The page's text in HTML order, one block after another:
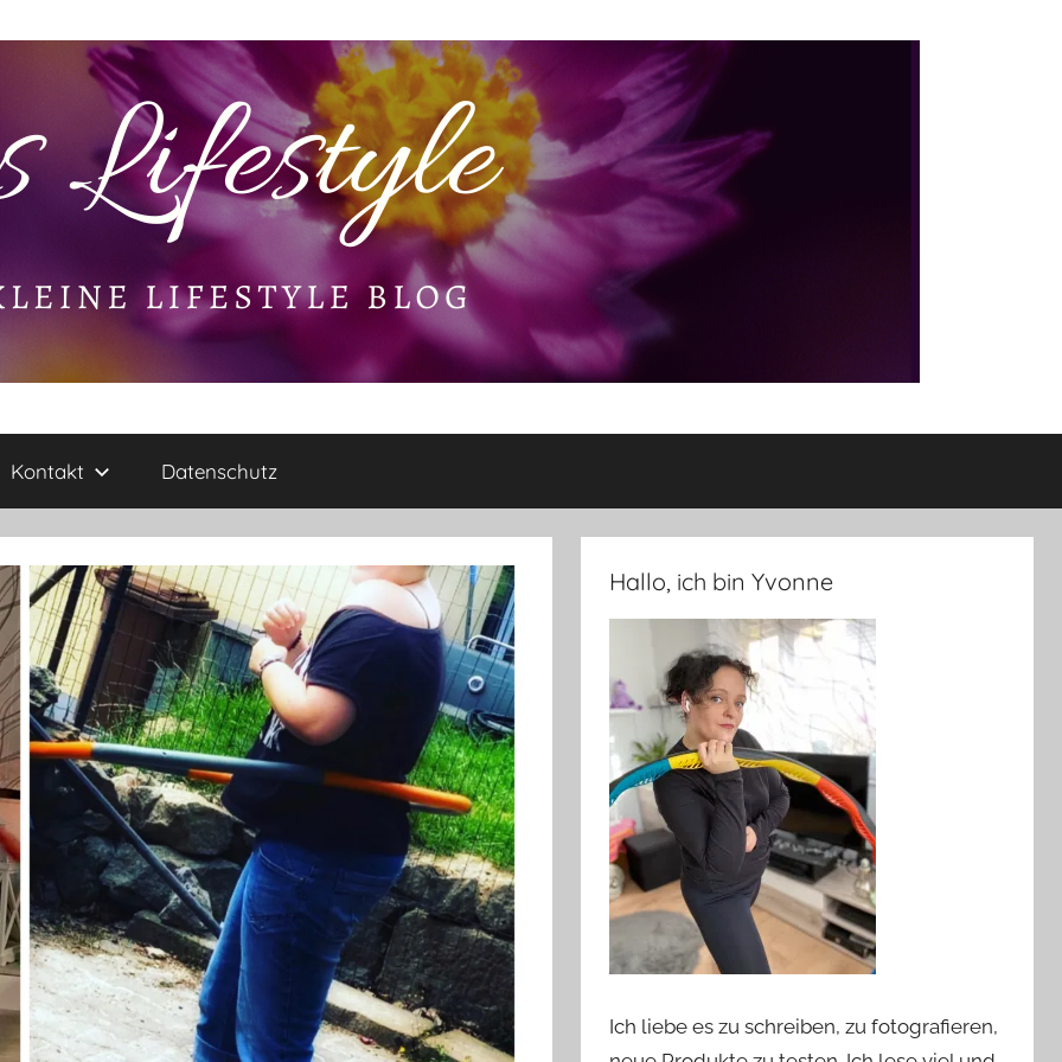
Kontakt Datenschutz
Hallo, ich bin Yvonne
Ich liebe es zu schreiben, zu fotografieren,